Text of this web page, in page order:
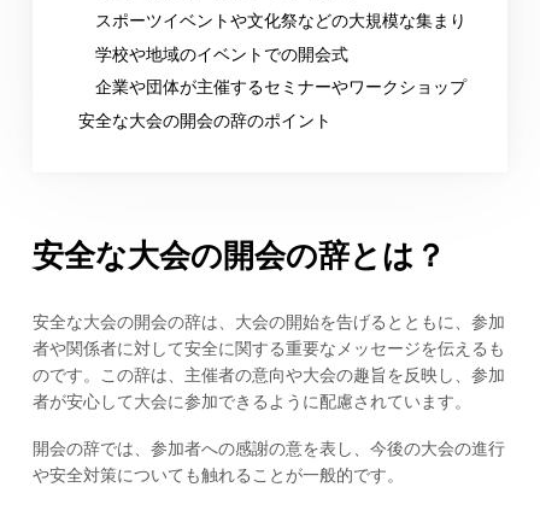
スポーツイベントや文化祭などの大規模な集まり
学校や地域のイベントでの開会式
企業や団体が主催するセミナーやワークショップ
安全な大会の開会の辞のポイント
安全な大会の開会の辞とは？
安全な大会の開会の辞は、大会の開始を告げるとともに、参加
者や関係者に対して安全に関する重要なメッセージを伝えるも
のです。この辞は、主催者の意向や大会の趣旨を反映し、参加
者が安心して大会に参加できるように配慮されています。
開会の辞では、参加者への感謝の意を表し、今後の大会の進行
や安全対策についても触れることが一般的です。